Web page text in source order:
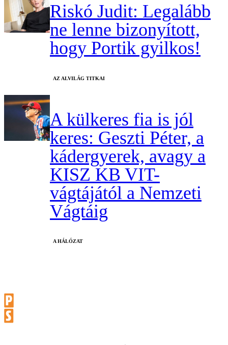
Riskó Judit: Legalább
ne lenne bizonyított,
hogy Portik gyilkos!
AZ ALVILÁG TITKAI
A külkeres fia is jól
keres: Geszti Péter, a
kádergyerek, avagy a
KISZ KB VIT-
vágtájától a Nemzeti
Vágtáig
A HÁLÓZAT